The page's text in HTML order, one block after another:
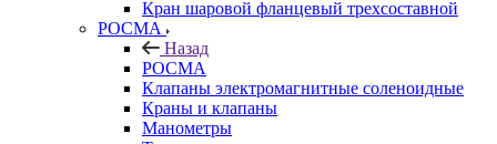
Кран шаровой фланцевый трехсоставной
РОСМА
Назад
РОСМА
Клапаны электромагнитные соленоидные
Краны и клапаны
Манометры